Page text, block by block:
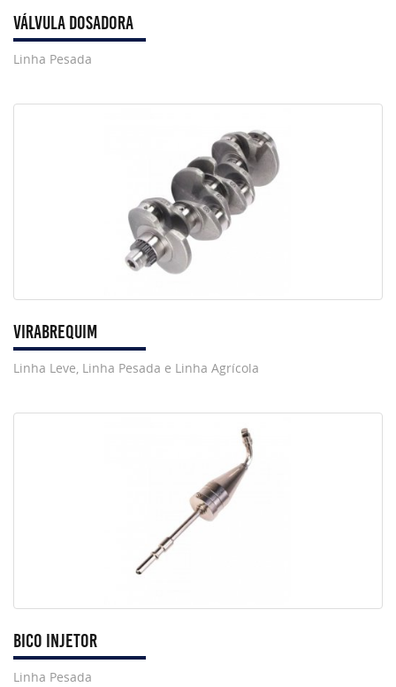
VÁLVULA DOSADORA
Linha Pesada
VIRABREQUIM
Linha Leve, Linha Pesada e Linha Agrícola
BICO INJETOR
Linha Pesada